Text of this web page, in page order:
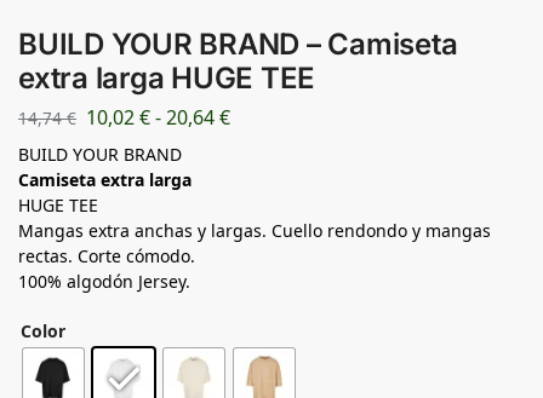
BUILD YOUR BRAND – Camiseta
extra larga HUGE TEE
14,74€ 10,02€-20,64€
BUILD YOUR BRAND
Camiseta extra larga
HUGE TEE
Mangas extra anchas y largas. Cuello rendondo y mangas
rectas. Corte cómodo.
100% algodón Jersey.
Color